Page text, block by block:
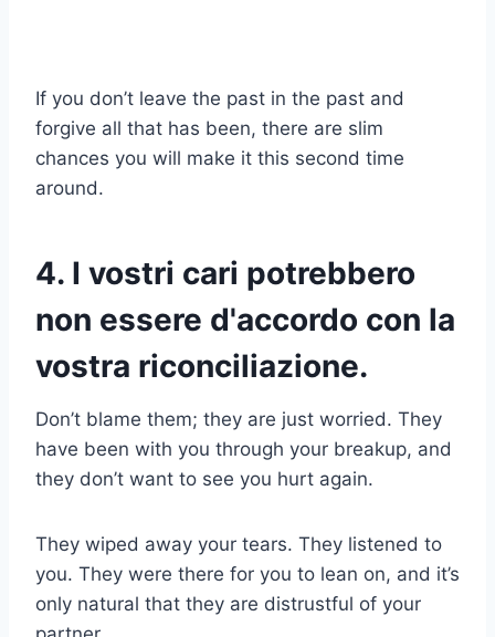
If you don’t leave the past in the past and
forgive all that has been, there are slim
chances you will make it this second time
around.
4. I vostri cari potrebbero
non essere d'accordo con la
vostra riconciliazione.
Don’t blame them; they are just worried. They
have been with you through your breakup, and
they don’t want to see you hurt again.
They wiped away your tears. They listened to
you. They were there for you to lean on, and it’s
only natural that they are distrustful of your